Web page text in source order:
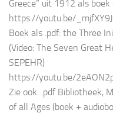
Greece” uit 1912 als boek
https://youtu.be/
Boek als .pdf: the Three
(Video: The Seven Great
SEPEHR)
https://youtu.be/
Zie ook: .pdf Bibliotheek,
of all Ages (boek +